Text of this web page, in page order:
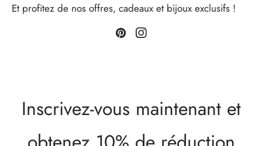
Et profitez de nos offres, cadeaux et bijoux exclusifs !
Inscrivez-vous maintenant et